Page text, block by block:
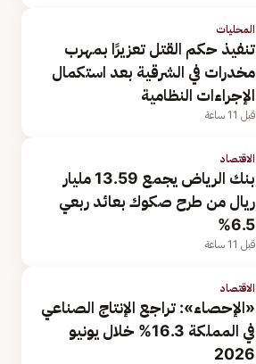
المحليات
تنفيذ حكم القتل تعزيرًا بمهرب
مخدرات في الشرقية بعد استكمال
الإجراءات النظامية
قبل 11 ساعة
الاقتصاد
بنك الرياض يجمع 13.59 مليار
ريال من طرح صكوك بعائد ربعي
6.5%
قبل 11 ساعة
الاقتصاد
«الإحصاء»: تراجع الإنتاج الصناعي
في المملكة 16.3% خلال يونيو
2026